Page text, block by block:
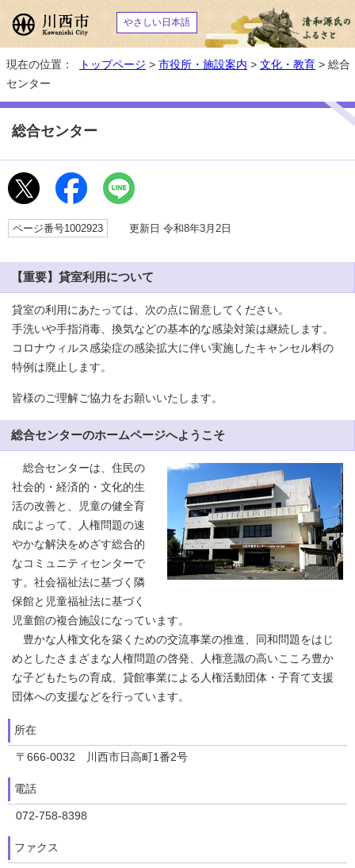
やさしい日本語
現在の位置： トップページ > 市役所・施設案内 > 文化・教育 > 総合
センター
総合センター
ページ番号1002923 更新日 令和8年3月2日
【重要】貸室利用について
貸室の利用にあたっては、次の点に留意してください。
手洗いや手指消毒、換気などの基本的な感染対策は継続します。
コロナウィルス感染症の感染拡大に伴い実施したキャンセル料の
特例は廃止します。
皆様のご理解ご協力をお願いいたします。
総合センターのホームページへようこそ
総合センターは、住民の
社会的・経済的・文化的生
活の改善と、児童の健全育
成によって、人権問題の速
やかな解決をめざす総合的
なコミュニティセンターで
す。社会福祉法に基づく隣
保館と児童福祉法に基づく
児童館の複合施設になっています。
豊かな人権文化を築くための交流事業の推進、同和問題をはじ
めとしたさまざまな人権問題の啓発、人権意識の高いこころ豊か
な子どもたちの育成、貸館事業による人権活動団体・子育て支援
団体への支援などを行っています。
所在
〒666-0032 川西市日高町1番2号
電話
072-758-8398
ファクス